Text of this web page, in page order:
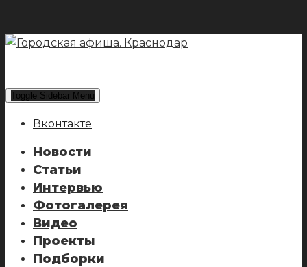
Toggle Sidebar Menu
Вконтакте
Новости
Статьи
Интервью
Фотогалерея
Видео
Проекты
Подборки